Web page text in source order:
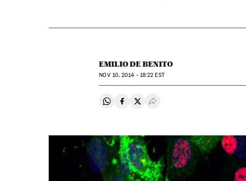
EMILIO DE BENITO
NOV10, 2014 - 18:22 EST
Compartir en Whatsapp
Compartir en Facebook
Compartir en Twitter
Desplegar Redes Sociales